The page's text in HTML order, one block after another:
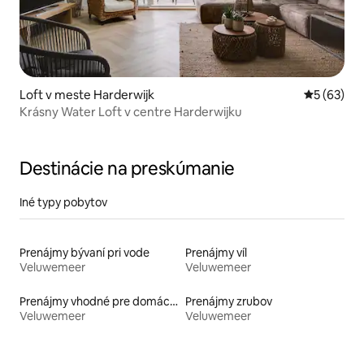
Loft v meste Harderwijk
5 (63)
Krásny Water Loft v centre Harderwijku
Destinácie na preskúmanie
Iné typy pobytov
Prenájmy bývaní pri vode
Veluwemeer
Prenájmy víl
Veluwemeer
Prenájmy vhodné pre domáce zvieratá
Veluwemeer
Prenájmy zrubov
Veluwemeer